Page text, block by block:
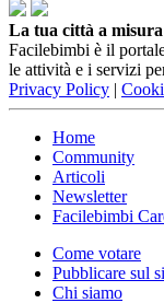
La tua città a
Facilebimbi è il
le attività e i servizi
Privacy Policy
Home
Community
Articoli
Newsletter
Facilebimbi
Come votare
Pubblicare sul
Chi siamo